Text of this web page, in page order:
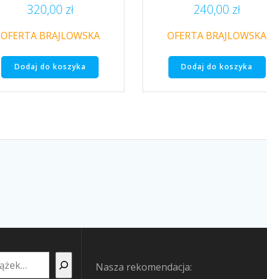
320,00 zł
OFERTA BRAJLOWSKA
Dodaj do koszyka
240,00 zł
OFERTA BRAJLOWSKA
Dodaj do koszyka
Nasza rekomendacja: